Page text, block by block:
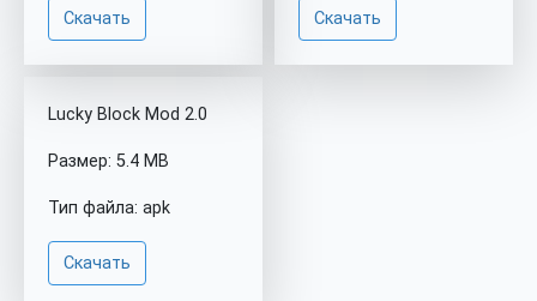
Скачать Скачать
Lucky Block Mod 2.0
Размер: 5.4 MB
Тип файла: apk
Скачать